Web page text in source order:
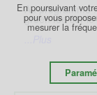
Au programme
green fee sur le
En poursuivant
pour vous
mesurer la